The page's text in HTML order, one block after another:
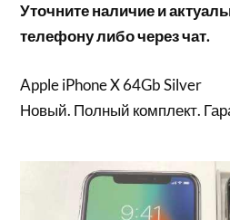
Уточните наличие и
телефону либо через чат.
Apple iPhone X 64Gb Silver
Новый. Полный комплект.